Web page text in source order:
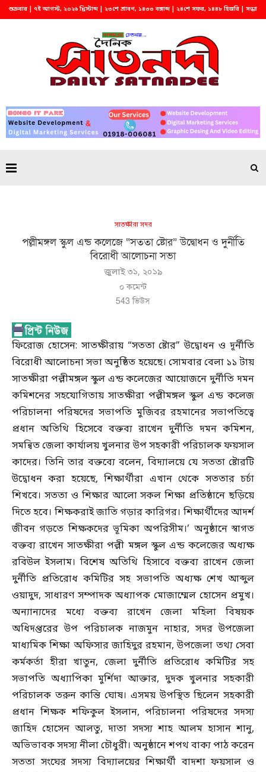
শুক্রবার | ৭ই আগস্ট, ২০২৬ খ্রিস্টাব্দ | ২৩শে শ্রাবণ, ১৪৩৩ বঙ্গাব্দ | ২৪শে সফর, ১৪৪৮ হিজরি | সন্ধ্যা
সাতক্ষীরা সদর
পল্লীমঙ্গল স্কুল এন্ড কলেজে “সততা ষ্টোর” উদ্বোধন ও দুর্নীতি
বিরোধী আলোচনা সভা
জুলাই ৩১, ২০১৯
০ কমেন্ট
543 ভিউস
ফিরোজ হোসেন: সাতক্ষীরায় “সততা ষ্টোর” উদ্বোধন ও দূর্নীতি
বিরোধী আলোচনা সভা অনুষ্ঠিত হয়েছে। সোমবার বেলা ১১ টায়
সাতক্ষীরা পল্লীমঙ্গল স্কুল এন্ড কলেজের আয়োজনে দুর্নীতি দমন
কমিশনের সহযোগিতায় সাতক্ষীরা পল্লীমঙ্গল স্কুল এন্ড কলেজ
পরিচালনা পরিষদের সভাপতি মুজিবর রহমানের সভাপতিত্বে
প্রধান অতিথি হিসেবে বক্তব্য রাখেন দুর্নীতি দমন কমিশন,
সমন্বিত জেলা কার্যালয় খুলনার উপ সহকারী পরিচালক ফয়সাল
কাদের। তিনি তার বক্তব্যে বলেন, বিদ্যালয়ে যে সততা ষ্টোরটি
উদ্বোধন করা হয়েছে, শিক্ষার্থীরা এখান থেকে সততার চর্চা
শিখবে। সততা ও শিক্ষার আলো সকল শিক্ষা প্রতিষ্ঠানে ছড়িয়ে
দিতে হবে। শিক্ষকরাই জাতি গড়ার কারিগর। শিক্ষার্থীদের আদর্শ
জীবন গড়তে শিক্ষকদের ভূমিকা অপরিসীম।’ অনুষ্ঠানে স্বাগত
বক্তব্য রাখেন সাতক্ষীরা পল্লী মঙ্গল স্কুল এন্ড কলেজের অধ্যক্ষ
রবিউল ইসলাম। বিশেষ অতিথি হিসাবে বক্তব্য রাখেন জেলা
দুর্নীতি প্রতিরোধ কমিটির সহ সভাপতি অধ্যক্ষ শেখ আব্দুল
ওয়াদুদ, সাধারণ সম্পাদক অধ্যাপক মোজাম্মেল হোসেন প্রমুখ।
অন্যান্যদের মধ্যে বক্তব্য রাখেন জেলা মহিলা বিষয়ক
অধিদপ্তরের উপ পরিচালক নাজমুন নাহার, সদর উপজেলা
মাধ্যমিক শিক্ষা অফিসার জাহিদুর রহমান, উপজেলা তথ্য সেবা
কর্মকর্তা হীরা খাতুন, জেলা দুর্নীতি প্রতিরোধ কমিটির সহ
সভাপতি অধ্যাপিকা মুর্শিদা আক্তার, দুদক খুলনার সহকারী
পরিচালক তরুন কান্তি ঘোষ। এসময় উপস্থিত ছিলেন সহকারী
প্রধান শিক্ষক শফিকুল ইসলান, পরিচালনা পরিষদের সদস্য
জাহিদ হোসেন আলতু, দাতা সদস্য শাহ আলম হাসান শানু,
অভিভাবক সদস্য নীলা চৌধুরী। অনুষ্ঠানে শপথ বাক্য পাঠ করেন
সততা সংঘের সদস্য বিদ্যালয়ের শিক্ষার্থী বাদশা ফয়সাল ও